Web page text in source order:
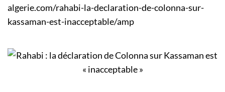
algerie.com/rahabi-la-declaration-de-colonna-sur-
kassaman-est-inacceptable/amp